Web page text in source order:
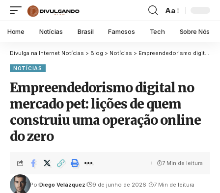
Aa
Home Notícias Brasil Famosos Tech Sobre Nós
Divulga na Internet Notícias > Blog > Notícias > Empreendedorismo digital no mercado pet: lições de quem construiu uma operação online do zero
NOTÍCIAS
Empreendedorismo digital no
mercado pet: lições de quem
construiu uma operação online
do zero
PorDiego Velázquez 9 de junho de 2026 7 Min de leitura
7 Min de leitura